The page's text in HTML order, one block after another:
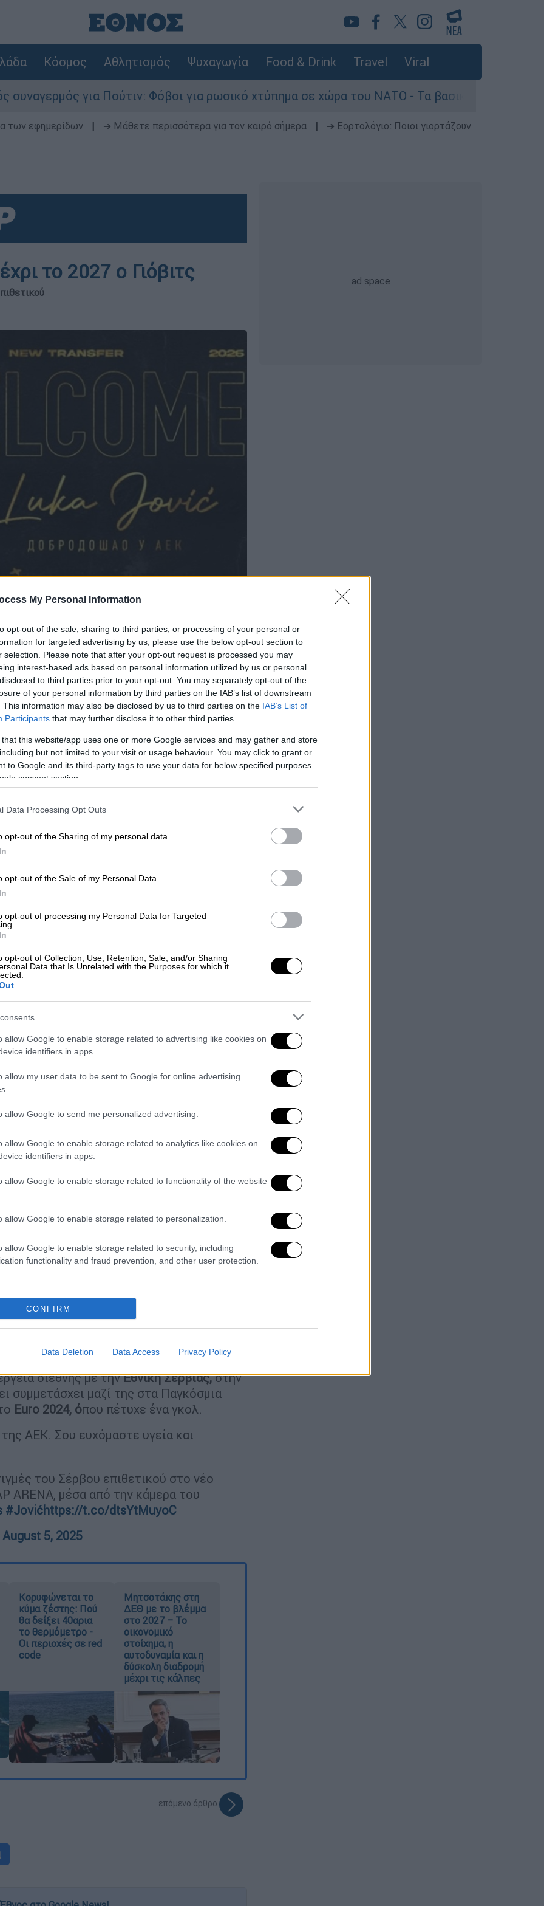
My Personal Information
opt-out of the sale, sharing to third parties, or processing of your personal or
for targeted advertising by us, please use the below opt-out section to
selection. Please note that after your opt-out request is processed you may
interest-based ads based on personal information utilized by us or personal
to third parties prior to your opt-out. You may separately opt-out of the
of your personal information by third parties on the IAB’s list of downstream
This information may also be disclosed by us to third parties on the IAB’s List of
Participants that may further disclose it to other third parties.
that this website/app uses one or more Google services and may gather and store
but not limited to your visit or usage behaviour. You may click to grant or
to Google and its third-party tags to use your data for below specified purposes
consent section.
Data Processing Opt Outs
opt-out of the Sharing of my personal data.
opt-out of the Sale of my Personal Data.
opt-out of processing my Personal Data for Targeted
opt-out of Collection, Use, Retention, Sale, and/or Sharing
Data that Is Unrelated with the Purposes for which it
allow Google to enable storage related to advertising like cookies on
identifiers in apps.
allow my user data to be sent to Google for online advertising
allow Google to send me personalized advertising.
allow Google to enable storage related to analytics like cookies on
identifiers in apps.
allow Google to enable storage related to functionality of the website
allow Google to enable storage related to personalization.
allow Google to enable storage related to security, including
functionality and fraud prevention, and other user protection.
CONFIRM
Data Deletion Data Access Privacy Policy
Κόσμος Αθλητισμός Ψυχαγωγία Food & Drink Travel Viral
για Πούτιν: Φόβοι για ρωσικό χτύπημα σε χώρα του ΝΑΤΟ - Τα βασικά σενάρια έως το 2029
των εφημερίδων ➔ Μάθετε περισσότερα για τον καιρό σήμερα
➔ Εορτολόγιο: Ποιοι γιορτάζουν
το 2027 ο Γιόβιτς
το ΕΘΝΟΣ στη Google
τουΛούκα Γιόβιτς. Ο27χρονος
συμβόλαιο διάρκειας δύο ετών, με τις
εκατομμύρια ευρώ, ενώ προβλέπονται
έλαβε πριμ υπογραφής ύψους ενός
για να ενισχύσει την επιθετική
φορέσει τις φανέλες των Ε
Ρεάλ Μαδρίτης, Φιορεντίνα και
Έφυγε από τη ζωή ο Ζόρζε
του διεθνούς Σέρβου επιθετικού
αγωνιζόταν στη Μίλαν.
του 1997. Ξεκίνησε το
τον οποίον μεταπήδησε στη Μπενφίκα το
Φρανκφούρτης, στην οποία αγωνίστηκε
75 αγώνες σε όλες τις διοργανώσεις.
το Κύπελλο Γερμανίας 2018-19 και την
της Bundesliga ως ο καλύτερος
στην ενδεκάδα της χρονιάς στο
Europa
τηςΡεάλ Μαδρίτηςπου
αποκτήσει! Με τον μεγάλο ισπανικό
των τίτλων της La Liga το 2019-20 και
League 2021-22. Είχε μεσολαβήσει ο
μισό της σεζόν 2020-21.
στη Φιορεντίνα και πέτυχε 13
διετία 2023-25 στη Μίλαν, με την οποία
MVP του μήνα για τους
διεθνής με τηνΕθνική Σερβίας,στην
συμμετάσχει μαζί της στα Παγκόσμια
Euro 2024, όπου πέτυχε ένα γκολ.
ΑΕΚ. Σου ευχόμαστε υγεία και
του Σέρβου επιθετικού στο νέο
ARENA, μέσα από την κάμερα του
#Jovićhttps://t.co/dtsYtMuyoC
August 5, 2025
Κορυφώνεται το
κύμα ζέστης: Πού
θα δείξει 40αρια
το θερμόμετρο -
Οι περιοχές σε red
code
Μητσοτάκης στη
ΔΕΘ με το βλέμμα
στο 2027 – Το
οικονομικό
στοίχημα, η
αυτοδυναμία και η
δύσκολη διαδρομή
μέχρι τις κάλπες
επόμενο άρθρο